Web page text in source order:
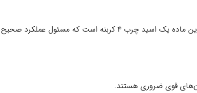
حدود ۳ تا ۴ درصد کره از بوتیریت تشکیل شده است. این ماده یک اسید چرب ۴ کربنه است که مسئول عملکرد صحیح
قوی ضروری هستند.